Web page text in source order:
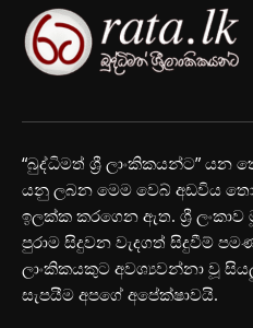
“බුද්ධිමත් ශ්‍රී ලාංකිකයන්ට” යන
යනු ලබන මෙම වෙබ් අඩවිය
ඉලක්ක කරගෙන ඇත. ශ්‍රී
පුරාම සිදුවන වැදගත් සිදුවීම්
ලාංකිකයකුට අවශ්‍යවන්නා වූ
සැපයීම අපගේ අපේක්ෂාවයි.